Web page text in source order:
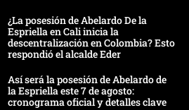
¿La posesión de Abelardo De la
Espriella en Cali inicia la
descentralización en Colombia? Esto
respondió el alcalde Eder
Así será la posesión de Abelardo de
la Espriella este 7 de agosto:
cronograma oficial y detalles clave